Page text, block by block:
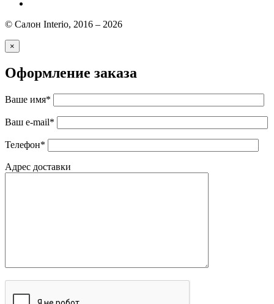
© Салон Interio, 2016 – 2026
×
Оформление заказа
Ваше имя*
Ваш e-mail*
Телефон*
Адрес доставки